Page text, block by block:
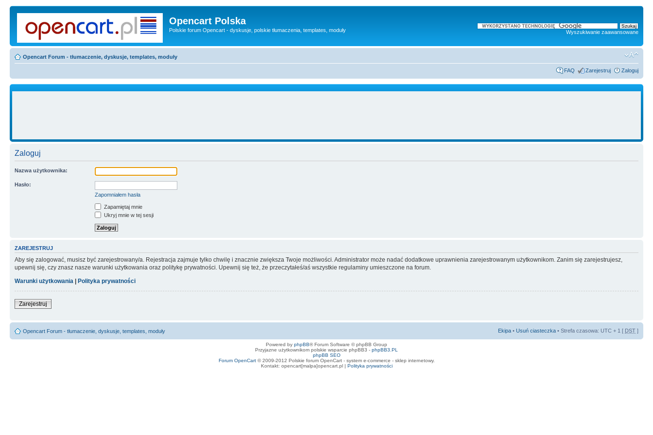
Opencart Polska
Polskie forum Opencart - dyskusje, polskie tłumaczenia, templates, moduły Wyszukiwanie zaawansowane
Opencart Forum - tłumaczenie, dyskusje, templates, moduły
FAQ Zarejestruj Zaloguj
Zaloguj
Nazwa użytkownika:
Hasło:
Zapomniałem hasła
Zapamiętaj mnie
Ukryj mnie w tej sesji
ZAREJESTRUJ
Aby się zalogować, musisz być zarejestrowany/a. Rejestracja zajmuje tylko chwilę i znacznie zwiększa Twoje możliwości. Administrator może nadać dodatkowe uprawnienia zarejestrowanym użytkownikom. Zanim się zarejestrujesz,
upewnij się, czy znasz nasze warunki użytkowania oraz politykę prywatności. Upewnij się też, że przeczytałeś/aś wszystkie regulaminy umieszczone na forum.
Warunki użytkowania | Polityka prywatności
Zarejestruj
Opencart Forum - tłumaczenie, dyskusje, templates, moduły Ekipa • Usuń ciasteczka • Strefa czasowa: UTC + 1 [ DST ]
Powered by phpBB® Forum Software © phpBB Group
Przyjazne użytkownikom polskie wsparcie phpBB3 - phpBB3.PL
phpBB SEO
Forum OpenCart© 2009-2012 Polskie forum OpenCart - system e-commerce - sklep internetowy.
Kontakt: opencart[malpa]opencart.pl | Polityka prywatności